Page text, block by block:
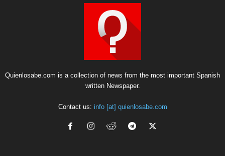
Quienlosabe.com is a collection of news from the most important Spanish
written Newspaper.
Contact us: info [at] quienlosabe.com